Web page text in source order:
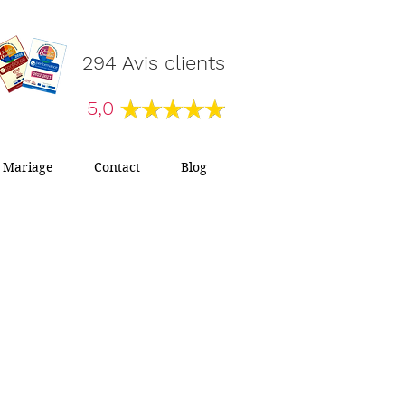
294 Avis clients
5,0
Mariage Contact Blog